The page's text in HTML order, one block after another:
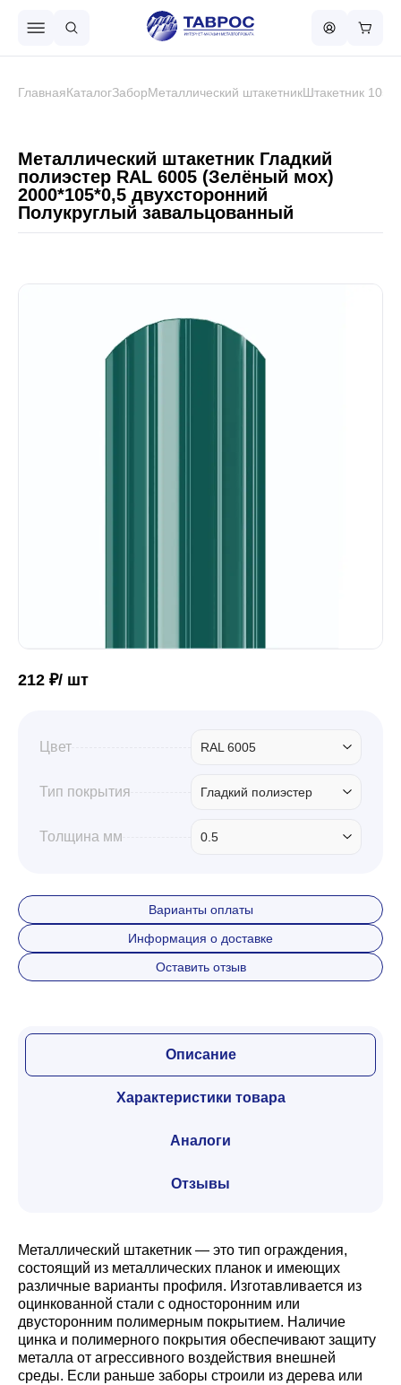
Металлочерепица
Чёрный металлопрокат
ГлавнаяКаталогЗаборМеталлический штакетникШтакетник 105
Металлический штакетник Гладкий
полиэстер RAL 6005 (Зелёный мох)
2000*105*0,5 двухсторонний
Полукруглый завальцованный
212 ₽/ шт
Цвет RAL 6005
Тип покрытия Гладкий полиэстер
Толщина мм 0.5
Варианты оплаты
Информация о доставке
Оставить отзыв
Описание
Характеристики товара
Аналоги
Отзывы
Металлический штакетник — это тип ограждения,
состоящий из металлических планок и имеющих
различные варианты профиля. Изготавливается из
оцинкованной стали с односторонним или
двусторонним полимерным покрытием. Наличие
цинка и полимерного покрытия обеспечивают защиту
металла от агрессивного воздействия внешней
среды. Если раньше заборы строили из дерева или